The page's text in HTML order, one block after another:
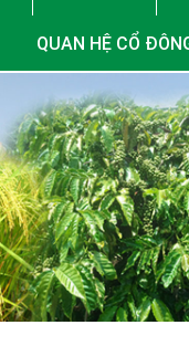
QUAN HỆ CỔ